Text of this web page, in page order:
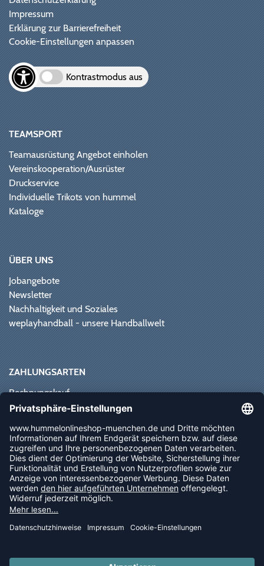
Impressum
Erklärung zur Barrierefreiheit
Cookie-Einstellungen anpassen
Kontrastmodus aus
TEAMSPORT
Teamausrüstung Angebot einholen
Vereinskooperation/Ausrüster
Druckservice
Individuelle Trikots von hummel
Kataloge
ÜBER UNS
Jobangebote
Newsletter
Nachhaltigkeit und Soziales
weplayhandball - unsere Handballwelt
ZAHLUNGSARTEN
Rechnungskauf
Paypal
Vorkasse
Sofortüberweisung
NEWSLETTER